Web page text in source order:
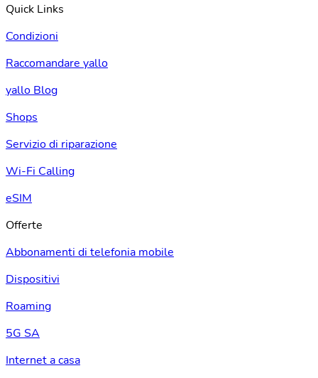
Quick Links
Condizioni
Raccomandare yallo
yallo Blog
Shops
Servizio di riparazione
Wi-Fi Calling
eSIM
Offerte
Abbonamenti di telefonia mobile
Dispositivi
Roaming
5G SA
Internet a casa